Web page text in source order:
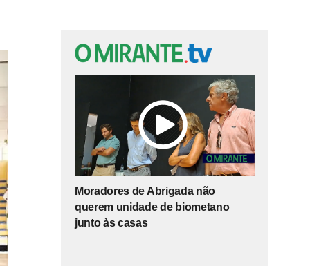
Moradores de Abrigada não
querem unidade de biometano
junto às casas